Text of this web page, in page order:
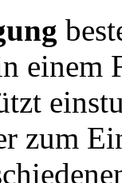
einem
zum